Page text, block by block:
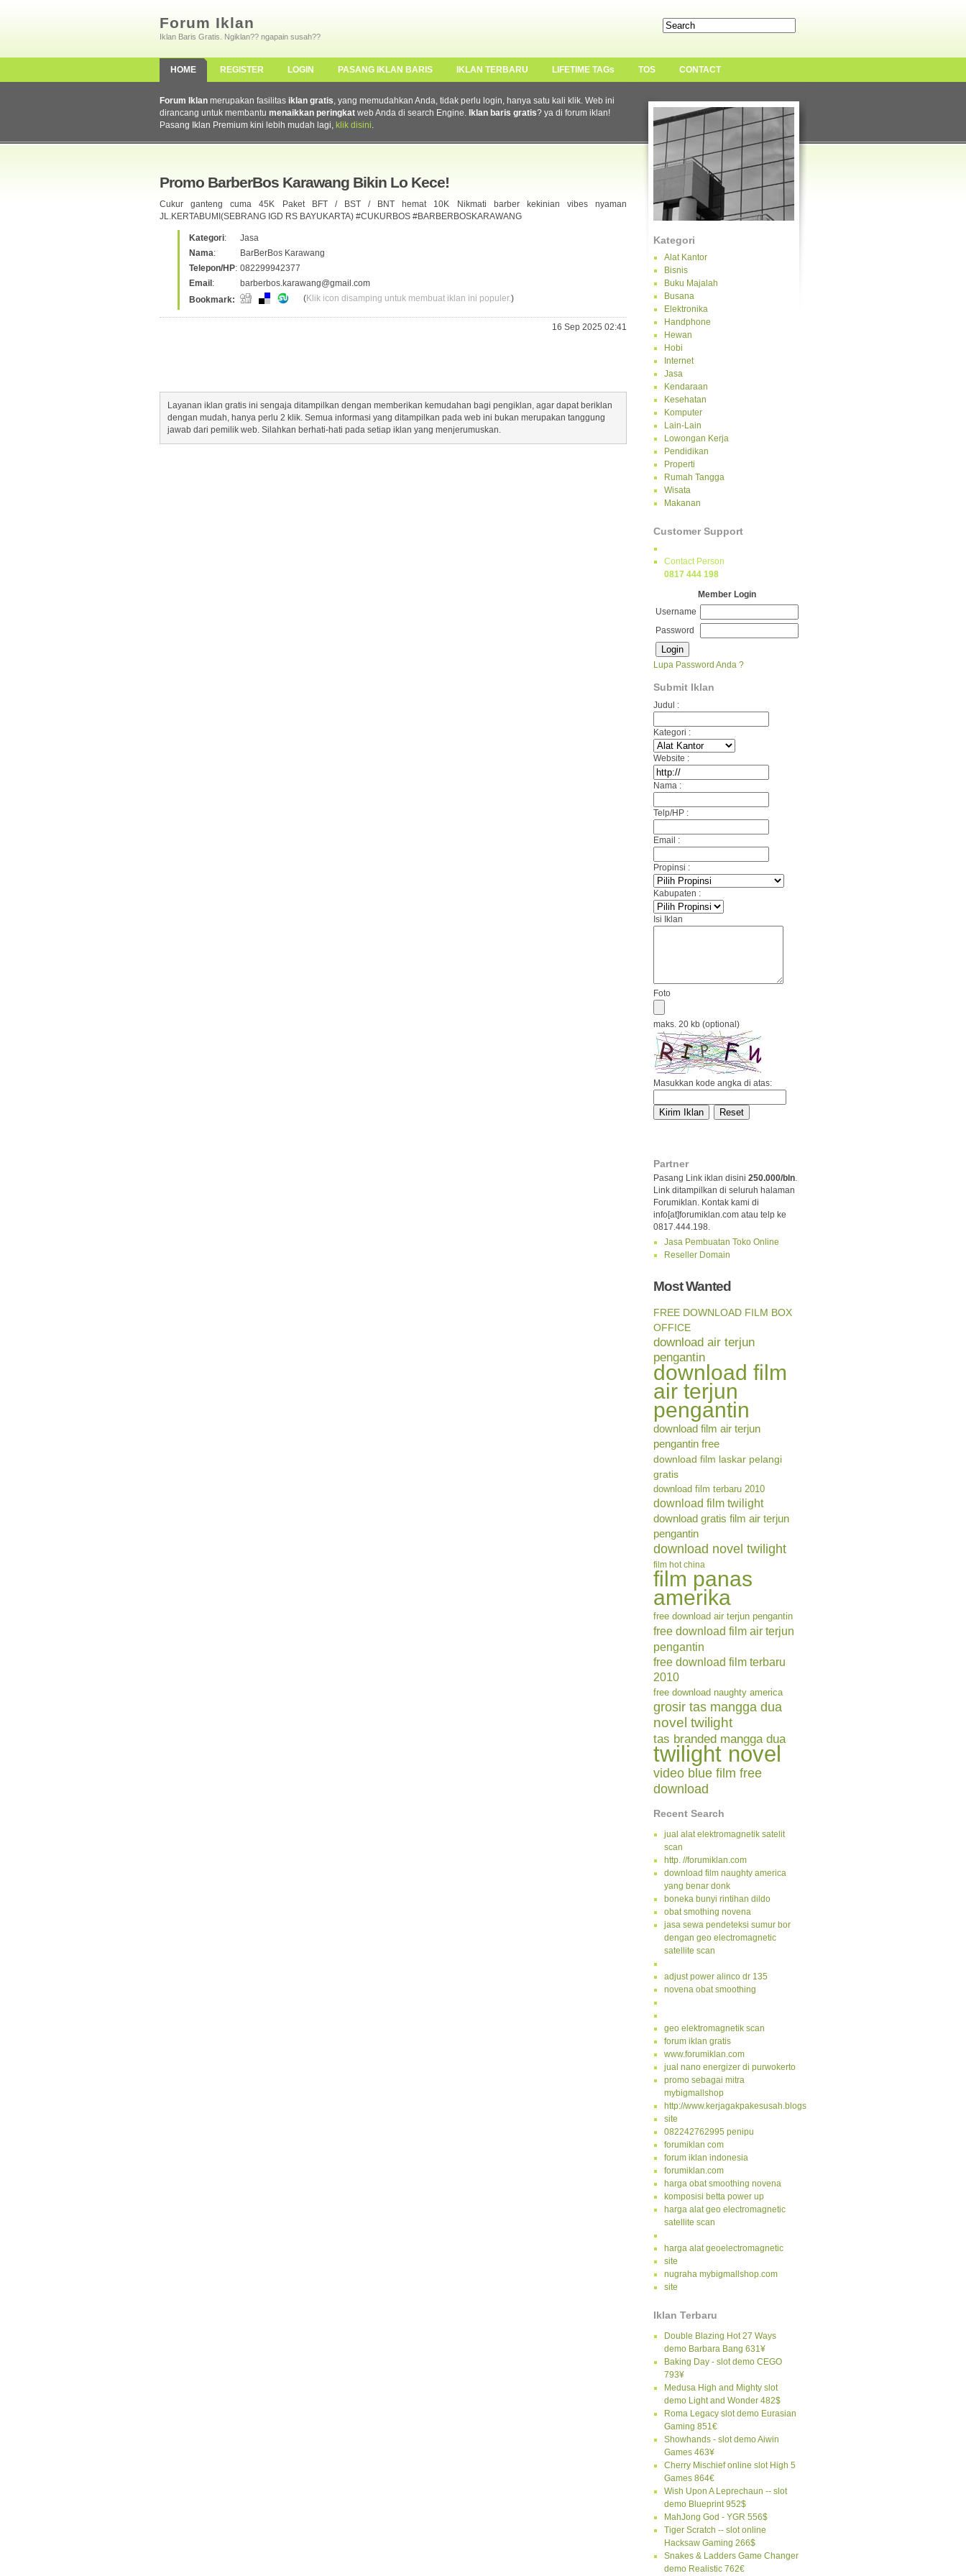
Forum Iklan
Iklan Baris Gratis. Ngiklan?? ngapain susah??
HOME REGISTER LOGIN PASANG IKLAN BARIS IKLAN TERBARU LIFETIME TAGs TOS CONTACT
Kategori
Alat Kantor
Bisnis
Buku Majalah
Busana
Elektronika
Handphone
Hewan
Hobi
Internet
Jasa
Kendaraan
Kesehatan
Komputer
Lain-Lain
Lowongan Kerja
Pendidikan
Properti
Rumah Tangga
Wisata
Makanan
Customer Support
Contact Person
0817 444 198
Member Login
Username
Password
Lupa Password Anda ?
Submit Iklan
Judul :
Kategori :
Website :
Nama :
Telp/HP :
Email :
Propinsi :
Kabupaten :
Isi Iklan
Foto
maks. 20 kb (optional)
Masukkan kode angka di atas:
Partner
Pasang Link iklan disini 250.000/bln.
Link ditampilkan di seluruh halaman
Forumiklan. Kontak kami di
info[at]forumiklan.com atau telp ke
0817.444.198.
Jasa Pembuatan Toko Online
Reseller Domain
Most Wanted
FREE DOWNLOAD FILM BOX
OFFICE
download air terjun
pengantin
download film
air terjun
pengantin
download film air terjun
pengantin free
download film laskar pelangi
gratis
download film terbaru 2010
download film twilight
download gratis film air terjun
pengantin
download novel twilight
film hot china
film panas
amerika
free download air terjun pengantin
free download film air terjun
pengantin
free download film terbaru
2010
free download naughty america
grosir tas mangga dua
novel twilight
tas branded mangga dua
twilight novel
video blue film free
download
Recent Search
jual alat elektromagnetik satelit
scan
http. //forumiklan.com
download film naughty america
yang benar donk
boneka bunyi rintihan dildo
obat smothing novena
jasa sewa pendeteksi sumur bor
dengan geo electromagnetic
satellite scan
adjust power alinco dr 135
novena obat smoothing
geo elektromagnetik scan
forum iklan gratis
www.forumiklan.com
jual nano energizer di purwokerto
promo sebagai mitra
mybigmallshop
http://www.kerjagakpakesusah.blogspot.com/
site
082242762995 penipu
forumiklan com
forum iklan indonesia
forumiklan.com
harga obat smoothing novena
komposisi betta power up
harga alat geo electromagnetic
satellite scan
harga alat geoelectromagnetic
site
nugraha mybigmallshop.com
site
Iklan Terbaru
Double Blazing Hot 27 Ways
demo Barbara Bang 631¥
Baking Day - slot demo CEGO
793¥
Medusa High and Mighty slot
demo Light and Wonder 482$
Roma Legacy slot demo Eurasian
Gaming 851€
Showhands - slot demo Aiwin
Games 463¥
Cherry Mischief online slot High 5
Games 864€
Wish Upon A Leprechaun -- slot
demo Blueprint 952$
MahJong God - YGR 556$
Tiger Scratch -- slot online
Hacksaw Gaming 266$
Snakes & Ladders Game Changer
demo Realistic 762€
Forum Iklan merupakan fasilitas iklan gratis, yang memudahkan Anda, tidak perlu login, hanya satu kali klik. Web ini
dirancang untuk membantu menaikkan peringkat web Anda di search Engine. Iklan baris gratis? ya di forum iklan!
Pasang Iklan Premium kini lebih mudah lagi, klik disini.
Promo BarberBos Karawang Bikin Lo Kece!
Cukur ganteng cuma 45K Paket BFT / BST / BNT hemat 10K Nikmati barber kekinian vibes nyaman
JL.KERTABUMI(SEBRANG IGD RS BAYUKARTA) #CUKURBOS #BARBERBOSKARAWANG
Kategori:
Jasa
Nama:
BarBerBos Karawang
Telepon/HP: 082299942377
Email :
barberbos.karawang@gmail.com
Bookmark:
(Klik icon disamping untuk membuat iklan ini populer.)
16 Sep 2025 02:41
Layanan iklan gratis ini sengaja ditampilkan dengan memberikan kemudahan bagi pengiklan, agar dapat beriklan
dengan mudah, hanya perlu 2 klik. Semua informasi yang ditampilkan pada web ini bukan merupakan tanggung
jawab dari pemilik web. Silahkan berhati-hati pada setiap iklan yang menjerumuskan.